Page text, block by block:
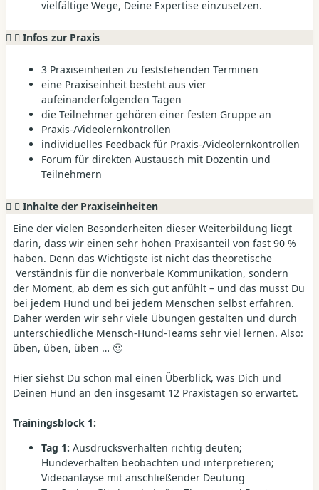
vielfältige Wege, Deine Expertise einzusetzen.
Infos zur Praxis
3 Praxiseinheiten zu feststehenden Terminen
eine Praxiseinheit besteht aus vier
aufeinanderfolgenden Tagen
die Teilnehmer gehören einer festen Gruppe an
Praxis-/Videolernkontrollen
individuelles Feedback für Praxis-/Videolernkontrollen
Forum für direkten Austausch mit Dozentin und
Teilnehmern
Inhalte der Praxiseinheiten
Eine der vielen Besonderheiten dieser Weiterbildung liegt
darin, dass wir einen sehr hohen Praxisanteil von fast 90 %
haben. Denn das Wichtigste ist nicht das theoretische
Verständnis für die nonverbale Kommunikation, sondern
der Moment, ab dem es sich gut anfühlt – und das musst Du
bei jedem Hund und bei jedem Menschen selbst erfahren.
Daher werden wir sehr viele Übungen gestalten und durch
unterschiedliche Mensch-Hund-Teams sehr viel lernen. Also:
üben, üben, üben … 🙂
Hier siehst Du schon mal einen Überblick, was Dich und
Deinen Hund an den insgesamt 12 Praxistagen so erwartet.
Trainingsblock 1:
Tag 1: Ausdrucksverhalten richtig deuten;
Hundeverhalten beobachten und interpretieren;
Videoanlayse mit anschließender Deutung